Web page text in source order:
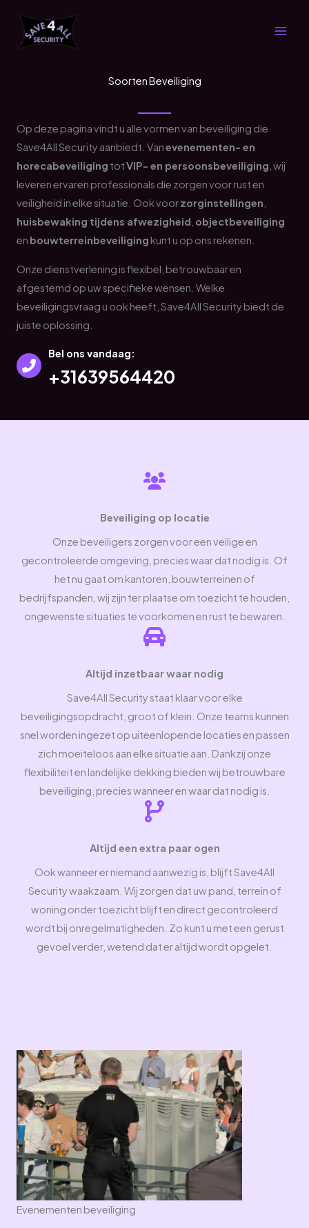
Soorten Beveiliging
Op deze pagina vindt u alle vormen van beveiliging die
Save4All Security aanbiedt. Vanevenementen- en
horecabeveiliging totVIP- en persoonsbeveiliging , wij
leveren ervaren professionals die zorgen voor rust en
veiligheid in elke situatie. Ook voorzorginstellingen
huisbewaking tijdens afwezigheid objectbeveiliging
en bouwterreinbeveiliging kunt u op ons rekenen.
Onze dienstverlening is flexibel, betrouwbaar en
afgestemd op uw specifieke wensen. Welke
beveiligingsvraag u ook heeft, Save4All Security biedt de
juiste oplossing.
Bel ons vandaag:​
+31639564420
Beveiliging op locatie
Onze beveiligers zorgen voor een veilige en
gecontroleerde omgeving, precies waar dat nodig is. Of
het nu gaat om kantoren, bouwterreinen of
bedrijfspanden, wij zijn ter plaatse om toezicht te houden,
ongewenste situaties te voorkomen en rust te bewaren.
Altijd inzetbaar waar nodig
Save4All Security staat klaar voor elke
beveiligingsopdracht, groot of klein. Onze teams kunnen
snel worden ingezet op uiteenlopende locaties en passen
zich moeiteloos aan elke situatie aan. Dankzij onze
flexibiliteit en landelijke dekking bieden wij betrouwbare
beveiliging, precies wanneer en waar dat nodig is.
Altijd een extra paar ogen
Ook wanneer er niemand aanwezig is, blijft Save4All
Security waakzaam. Wij zorgen dat uw pand, terrein of
woning onder toezicht blijft en direct gecontroleerd
wordt bij onregelmatigheden. Zo kunt u met een gerust
gevoel verder, wetend dat er altijd wordt opgelet.
Evenementen beveiliging